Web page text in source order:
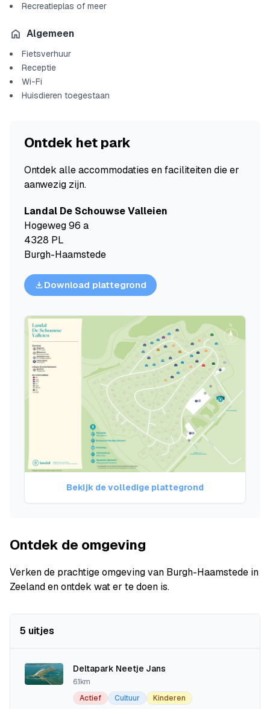
Recreatieplas of meer
Algemeen
Fietsverhuur
Receptie
Wi-Fi
Huisdieren toegestaan
Ontdek het park
Ontdek alle accommodaties en faciliteiten die er
aanwezig zijn.
Landal De Schouwse Valleien
Hogeweg 96 a
4328 PL
Burgh-Haamstede
Download plattegrond
Bekijk de volledige plattegrond
Ontdek de omgeving
Verken de prachtige omgeving van Burgh-Haamstede in
Zeeland en ontdek wat er te doen is.
5 uitjes
Deltapark Neetje Jans
6.1km
Actief
Cultuur Kinderen